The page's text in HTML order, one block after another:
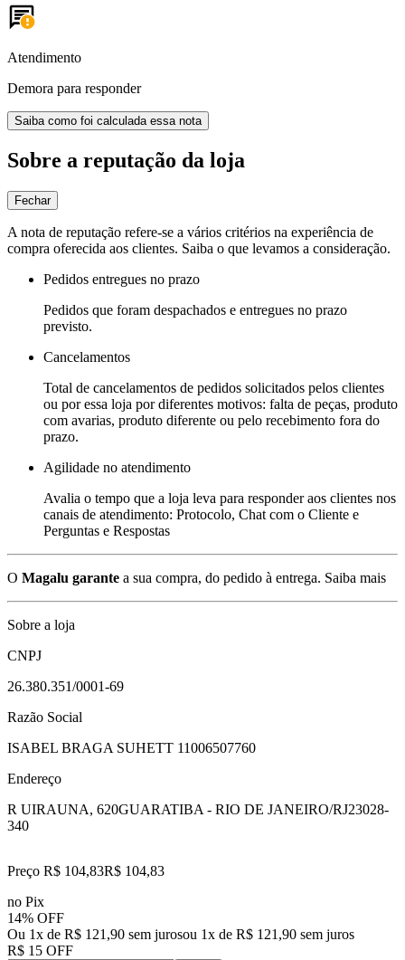
Atendimento
Demora para responder
Saiba como foi calculada essa nota
Sobre a reputação da loja
Fechar
A nota de reputação refere-se a vários critérios na experiência de
compra oferecida aos clientes. Saiba o que levamos a consideração.
Pedidos entregues no prazo
Pedidos que foram despachados e entregues no prazo
previsto.
Cancelamentos
Total de cancelamentos de pedidos solicitados pelos clientes
ou por essa loja por diferentes motivos: falta de peças, produto
com avarias, produto diferente ou pelo recebimento fora do
prazo.
Agilidade no atendimento
Avalia o tempo que a loja leva para responder aos clientes nos
canais de atendimento: Protocolo, Chat com o Cliente e
Perguntas e Respostas
O Magalu garante a sua compra, do pedido à entrega. Saiba mais
Sobre a loja
CNPJ
26.380.351/0001-69
Razão Social
ISABEL BRAGA SUHETT 11006507760
Endereço
R UIRAUNA, 620GUARATIBA - RIO DE JANEIRO/RJ23028-
340
Preço R$ 104,83R$ 104,83
no Pix
14% OFF
Ou 1x de R$ 121,90 sem jurosou 1x de R$ 121,90 sem juros
R$ 15 OFF